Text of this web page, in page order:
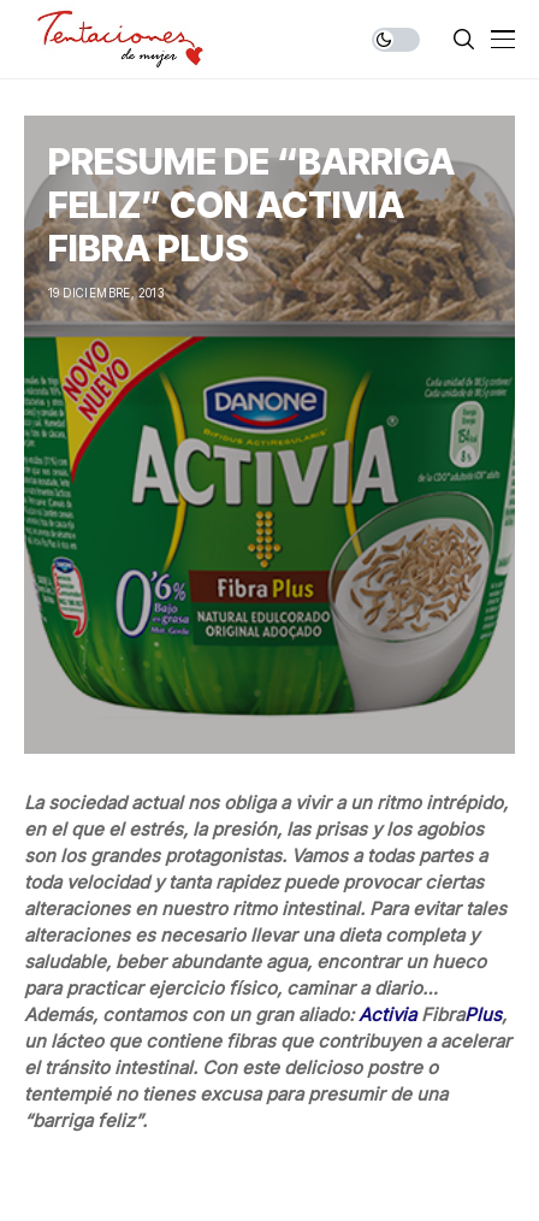
PRESUME DE “BARRIGA
FELIZ” CON ACTIVIA
FIBRA PLUS
19 DICIEMBRE, 2013
La sociedad actual nos obliga a vivir a un ritmo intrépido,
en el que el estrés, la presión, las prisas y los agobios
son los grandes protagonistas. Vamos a todas partes a
toda velocidad y tanta rapidez puede provocar ciertas
alteraciones en nuestro ritmo intestinal. Para evitar tales
alteraciones es necesario llevar una dieta completa y
saludable, beber abundante agua, encontrar un hueco
para practicar ejercicio físico, caminar a diario…
Además, contamos con un gran aliado:ActiviaFibraPlus,
un lácteo que contiene fibras que contribuyen a acelerar
el tránsito intestinal. Con este delicioso postre o
tentempié no tienes excusa para presumir de una
“barriga feliz”.